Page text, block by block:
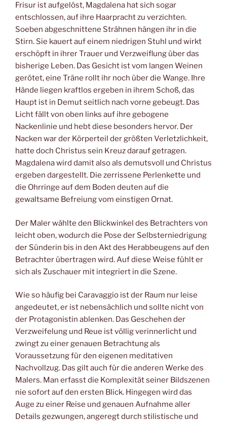
Frisur ist aufgelöst, Magdalena hat sich sogar
entschlossen, auf ihre Haarpracht zu verzichten.
Soeben abgeschnittene Strähnen hängen ihr in die
Stirn. Sie kauert auf einem niedrigen Stuhl und wirkt
erschöpft in ihrer Trauer und Verzweiflung über das
bisherige Leben. Das Gesicht ist vom langen Weinen
gerötet, eine Träne rollt ihr noch über die Wange. Ihre
Hände liegen kraftlos ergeben in ihrem Schoß, das
Haupt ist in Demut seitlich nach vorne gebeugt. Das
Licht fällt von oben links auf ihre gebogene
Nackenlinie und hebt diese besonders hervor. Der
Nacken war der Körperteil der größten Verletzlichkeit,
hatte doch Christus sein Kreuz darauf getragen.
Magdalena wird damit also als demutsvoll und Christus
ergeben dargestellt. Die zerrissene Perlenkette und
die Ohrringe auf dem Boden deuten auf die
gewaltsame Befreiung vom einstigen Ornat.
Der Maler wählte den Blickwinkel des Betrachters von
leicht oben, wodurch die Pose der Selbsterniedrigung
der Sünderin bis in den Akt des Herabbeugens auf den
Betrachter übertragen wird. Auf diese Weise fühlt er
sich als Zuschauer mit integriert in die Szene.
Wie so häufig bei Caravaggio ist der Raum nur leise
angedeutet, er ist nebensächlich und sollte nicht von
der Protagonistin ablenken. Das Geschehen der
Verzweifelung und Reue ist völlig verinnerlicht und
zwingt zu einer genauen Betrachtung als
Voraussetzung für den eigenen meditativen
Nachvollzug. Das gilt auch für die anderen Werke des
Malers. Man erfasst die Komplexität seiner Bildszenen
nie sofort auf den ersten Blick. Hingegen wird das
Auge zu einer Reise und genauen Aufnahme aller
Details gezwungen, angeregt durch stilistische und